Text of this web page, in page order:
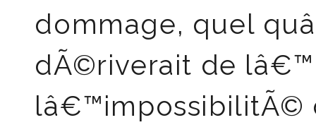
dommage, quel
dÃ©riverait de
lâ€™impossibilitÃ©